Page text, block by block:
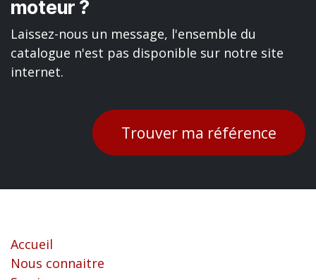
moteur ?
Laissez-nous un message, l'ensemble du
catalogue n'est pas disponible sur notre site
internet.
Trouver ma référence
Accueil
Nous connaitre